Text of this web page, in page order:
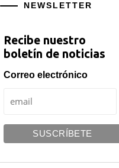
NEWSLETTER
Recibe nuestro
boletín de noticias
Correo electrónico